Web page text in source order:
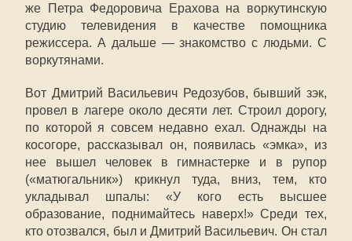
же Петра Федоровича Ерахова на воркутинскую
студию телевидения в качестве помощника
режиссера. А дальше — знакомство с людьми. С
воркутянами.
Вот Дмитрий Васильевич Редозубов, бывший зэк,
провел в лагере около десяти лет. Строил дорогу,
по которой я совсем недавно ехал. Однажды на
косогоре, рассказывал он, появилась «эмка», из
нее вышел человек в гимнастерке и в рупор
(«матюгальник») крикнул туда, вниз, тем, кто
укладывал шпалы: «У кого есть высшее
образование, поднимайтесь наверх!» Среди тех,
кто отозвался, был и Дмитрий Васильевич. Он стал